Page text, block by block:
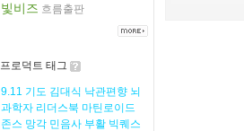
빛비즈 흐름출판
프로덕트 태그
9.11 기도 김대식 낙관편향 뇌
과학자 리더스북 마틴로이드
존스 망각 민음사 부활 빅퀘스